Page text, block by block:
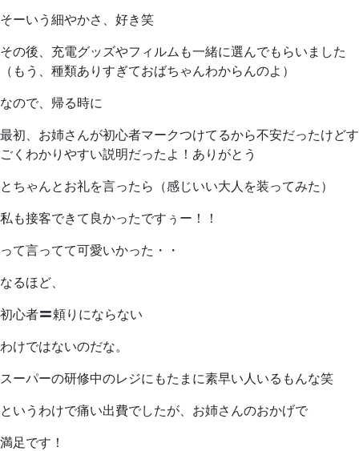
そーいう細やかさ、好き笑
その後、充電グッズやフィルムも一緒に選んでもらいました
（もう、種類ありすぎておばちゃんわからんのよ）
なので、帰る時に
最初、お姉さんが初心者マークつけてるから不安だったけどす
ごくわかりやすい説明だったよ！ありがとう
とちゃんとお礼を言ったら（感じいい大人を装ってみた）
私も接客できて良かったですぅー！！
って言ってて可愛いかった・・
なるほど、
初心者
頼りにならない
わけではないのだな。
スーパーの研修中のレジにもたまに素早い人いるもんな笑
というわけで痛い出費でしたが、お姉さんのおかげで
満足です！